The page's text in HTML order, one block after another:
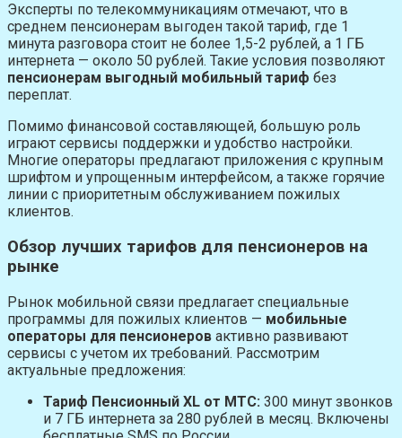
Эксперты по телекоммуникациям отмечают, что в
среднем пенсионерам выгоден такой тариф, где 1
минута разговора стоит не более 1,5-2 рублей, а 1 ГБ
интернета — около 50 рублей. Такие условия позволяют
пенсионерам выгодный мобильный тариф без
переплат.
Помимо финансовой составляющей, большую роль
играют сервисы поддержки и удобство настройки.
Многие операторы предлагают приложения с крупным
шрифтом и упрощенным интерфейсом, а также горячие
линии с приоритетным обслуживанием пожилых
клиентов.
Обзор лучших тарифов для пенсионеров на
рынке
Рынок мобильной связи предлагает специальные
программы для пожилых клиентов — мобильные
операторы для пенсионеров активно развивают
сервисы с учетом их требований. Рассмотрим
актуальные предложения:
Тариф Пенсионный XL от МТС: 300 минут звонков
и 7 ГБ интернета за 280 рублей в месяц. Включены